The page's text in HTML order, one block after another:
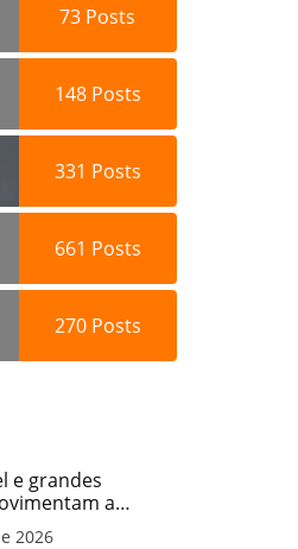
73 Posts
148Posts
331 Posts
661 Posts
270Posts
e grandes
a
Cineflix do
2026